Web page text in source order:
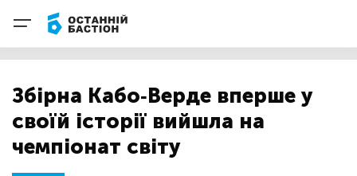
Збірна Кабо-Верде вперше у
своїй історії вийшла на
чемпіонат світу